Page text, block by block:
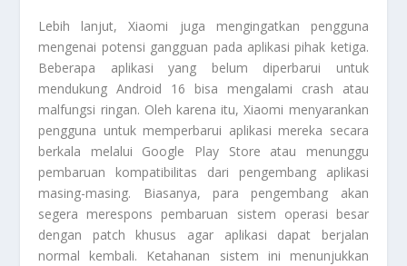
Lebih lanjut, Xiaomi juga mengingatkan pengguna
mengenai potensi gangguan pada aplikasi pihak ketiga.
Beberapa aplikasi yang belum diperbarui untuk
mendukung Android 16 bisa mengalami crash atau
malfungsi ringan. Oleh karena itu, Xiaomi menyarankan
pengguna untuk memperbarui aplikasi mereka secara
berkala melalui Google Play Store atau menunggu
pembaruan kompatibilitas dari pengembang aplikasi
masing-masing. Biasanya, para pengembang akan
segera merespons pembaruan sistem operasi besar
dengan patch khusus agar aplikasi dapat berjalan
normal kembali. Ketahanan sistem ini menunjukkan